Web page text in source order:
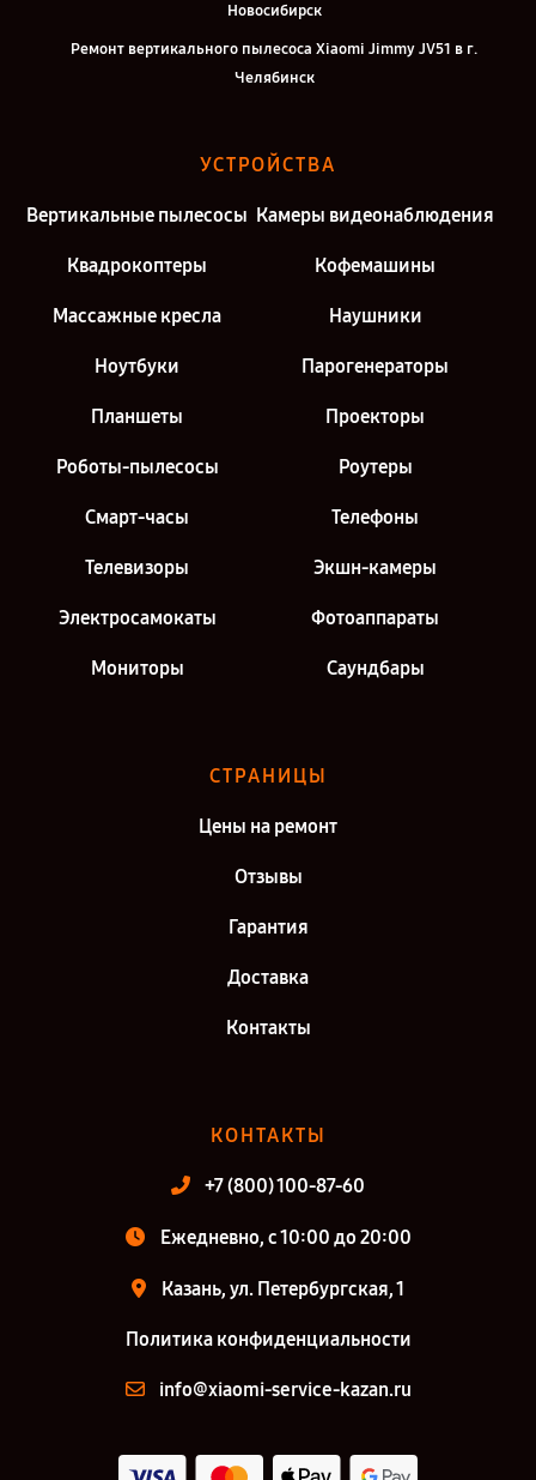
Новосибирск
Ремонт вертикального пылесоса Xiaomi Jimmy JV51 в г.
Челябинск
Ремонт вертикального пылесоса Xiaomi Jimmy JV51 в г. Санкт-
УСТРОЙСТВА
Вертикальные пылесосы Камеры видеонаблюдения
Квадрокоптеры Кофемашины
Массажные кресла Наушники
Ноутбуки Парогенераторы
Планшеты Проекторы
Роботы-пылесосы Роутеры
Смарт-часы Телефоны
Телевизоры Экшн-камеры
Электросамокаты Фотоаппараты
Мониторы Саундбары
СТРАНИЦЫ
Цены на ремонт
Отзывы
Гарантия
Доставка
Контакты
КОНТАКТЫ
+7 (800) 100-87-60
Ежедневно, с 10:00 до 20:00
Казань, ул. Петербургская, 1
Политика конфиденциальности
info@xiaomi-service-kazan.ru